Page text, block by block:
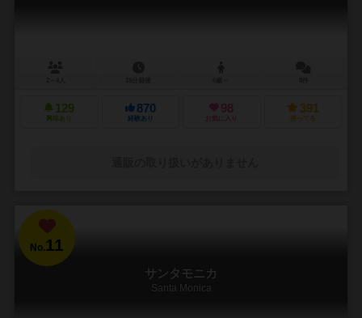
129
興味あり
870
経験あり
98
お気に入り
391
持ってる
No.11
サンタモニカ
Santa Monica